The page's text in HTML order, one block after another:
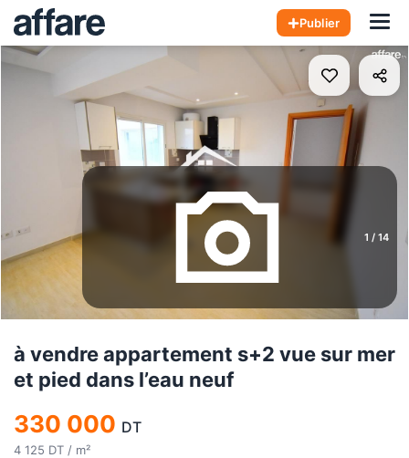
Publier
1 / 14
à vendre appartement s+2 vue sur mer
et pied dans l’eau neuf
330 000 DT
4 125 DT / m²